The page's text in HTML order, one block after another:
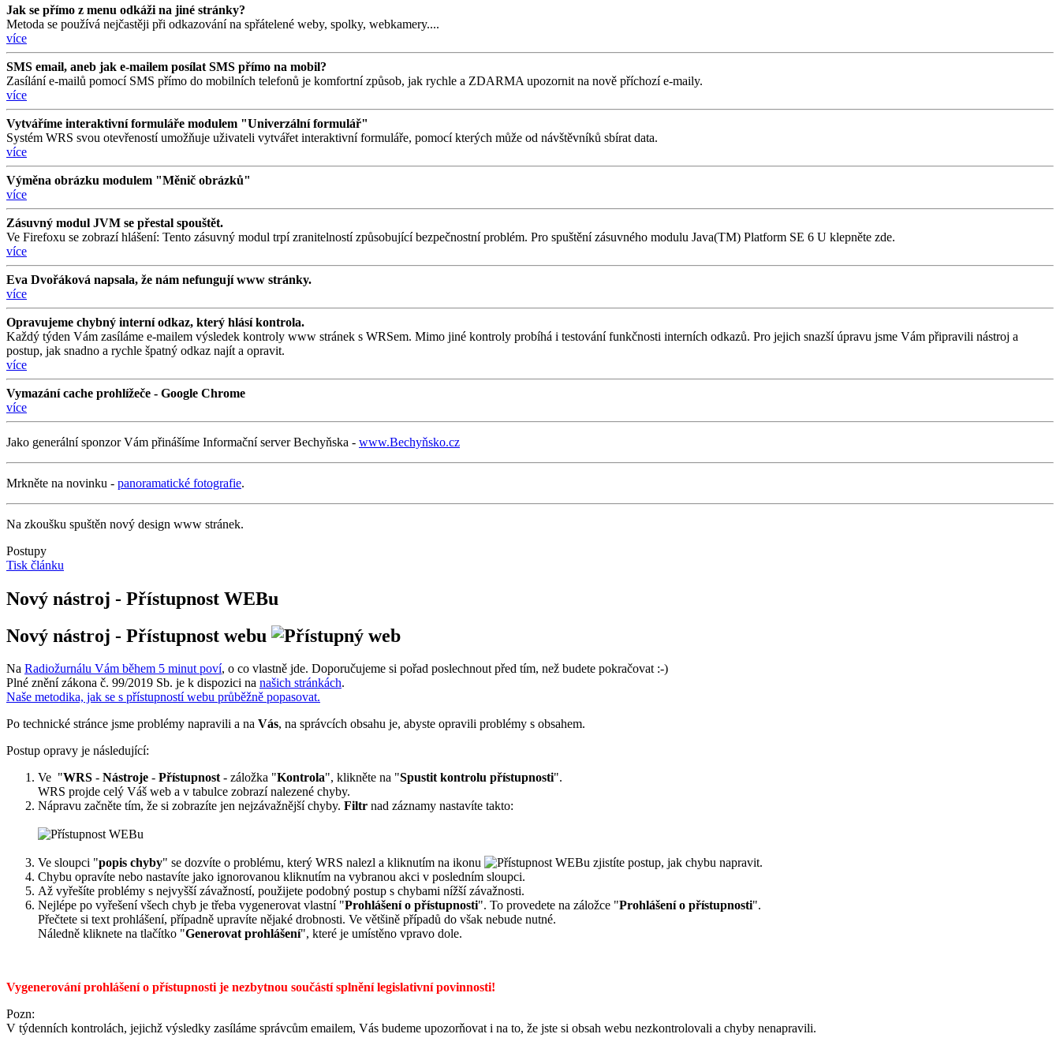
Jak se přímo z menu odkáži na jiné stránky?
Metoda se používá nejčastěji při odkazování na spřátelené weby, spolky, webkamery....
více
SMS email, aneb jak e-mailem posílat SMS přímo na mobil?
Zasílání e-mailů pomocí SMS přímo do mobilních telefonů je komfortní způsob, jak rychle a ZDARMA upozornit na nově příchozí e-maily.
více
Vytváříme interaktivní formuláře modulem "Univerzální formulář"
Systém WRS svou otevřeností umožňuje uživateli vytvářet interaktivní formuláře, pomocí kterých může od návštěvníků sbírat data.
více
Výměna obrázku modulem "Měnič obrázků"
více
Zásuvný modul JVM se přestal spouštět.
Ve Firefoxu se zobrazí hlášení: Tento zásuvný modul trpí zranitelností způsobující bezpečnostní problém. Pro spuštění zásuvného modulu Java(TM) Platform SE 6 U klepněte zde.
více
Eva Dvořáková napsala, že nám nefungují www stránky.
více
Opravujeme chybný interní odkaz, který hlásí kontrola.
Každý týden Vám zasíláme e-mailem výsledek kontroly www stránek s WRSem. Mimo jiné kontroly probíhá i testování funkčnosti interních odkazů. Pro jejich snazší úpravu jsme Vám připravili nástroj a
postup, jak snadno a rychle špatný odkaz najít a opravit.
více
Vymazání cache prohlížeče - Google Chrome
více
Jako generální sponzor Vám přinášíme Informační server Bechyňska - www.Bechyňsko.cz
Mrkněte na novinku - panoramatické fotografie.
Na zkoušku spuštěn nový design www stránek.
Postupy
Tisk článku
Nový nástroj - Přístupnost WEBu
Nový nástroj - Přístupnost webu
Na Radiožurnálu Vám během 5 minut poví, o co vlastně jde. Doporučujeme si pořad poslechnout před tím, než budete pokračovat :-)
Plné znění zákona č. 99/2019 Sb. je k dispozici na našich stránkách.
Naše metodika, jak se s přístupností webu průběžně popasovat.
Po technické stránce jsme problémy napravili a na Vás, na správcích obsahu je, abyste opravili problémy s obsahem.
Postup opravy je následující:
Ve "WRS - Nástroje - Přístupnost- záložka "Kontrola", klikněte na "Spustit kontrolu přístupnosti".
WRS projde celý Váš web a v tabulce zobrazí nalezené chyby.
Nápravu začněte tím, že si zobrazíte jen nejzávažnější chyby. Filtr nad záznamy nastavíte takto:
Ve sloupci "popis chyby" se dozvíte o problému, který WRS nalezl a kliknutím na ikonu
zjistíte postup, jak chybu napravit.
Chybu opravíte nebo nastavíte jako ignorovanou kliknutím na vybranou akci v posledním sloupci.
Až vyřešíte problémy s nejvyšší závažností, použijete podobný postup s chybami nížší závažnosti.
Nejlépe po vyřešení všech chyb je třeba vygenerovat vlastní "Prohlášení o přístupnosti". To provedete na záložce "Prohlášení o přístupnosti".
Přečtete si text prohlášení, případně upravíte nějaké drobnosti. Ve většině případů do však nebude nutné.
Náledně kliknete na tlačítko "Generovat prohlášení", které je umístěno vpravo dole.
Vygenerování prohlášení o přístupnosti je nezbytnou součástí splnění legislativní povinnosti!
Pozn:
V týdenních kontrolách, jejichž výsledky zasíláme správcům emailem, Vás budeme upozorňovat i na to, že jste si obsah webu nezkontrolovali a chyby nenapravili.